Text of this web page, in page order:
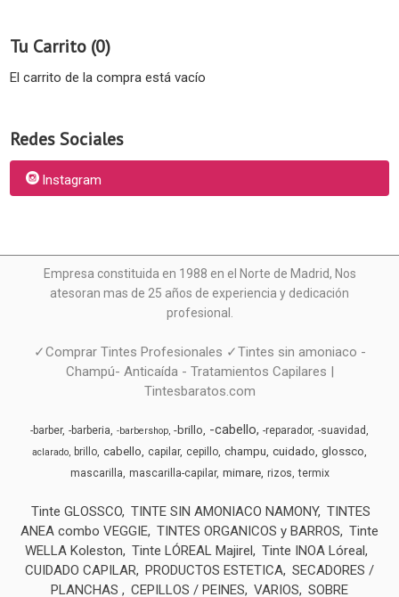
Tu Carrito (0)
El carrito de la compra está vacío
Redes Sociales
Instagram
Empresa constituida en 1988 en el Norte de Madrid, Nos
atesoran mas de 25 años de experiencia y dedicación
profesional.
✓Comprar Tintes Profesionales ✓Tintes sin amoniaco -
Champú- Anticaída - Tratamientos Capilares |
Tintesbaratos.com
-barber -barberia -barbershop -brillo -cabello -reparador -suavidad
aclarado brillo cabello capilar cepillo champu cuidado glossco
mascarilla mascarilla-capilar mimare rizos termix
Tinte GLOSSCO TINTE SIN AMONIACO NAMONY TINTES
ANEA combo VEGGIE TINTES ORGANICOS y BARROS
Tinte
WELLA Koleston
Tinte LÓREAL Majirel
Tinte INOA Lóreal
CUIDADO CAPILAR PRODUCTOS ESTETICA SECADORES /
PLANCHAS
CEPILLOS / PEINES VARIOS
SOBRE